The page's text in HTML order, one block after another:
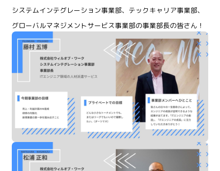
システムインテグレーション事業部、テックキャリア事業部、
グローバルマネジメントサービス事業部の事業部長の皆さん！